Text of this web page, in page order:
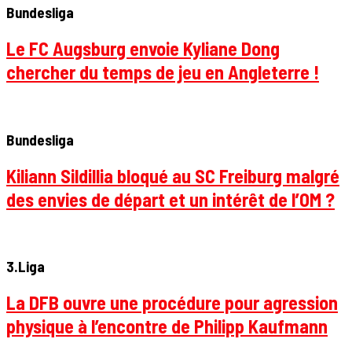
Bundesliga
Le FC Augsburg envoie Kyliane Dong
chercher du temps de jeu en Angleterre !
Bundesliga
Kiliann Sildillia bloqué au SC Freiburg malgré
des envies de départ et un intérêt de l’OM ?
3.Liga
La DFB ouvre une procédure pour agression
physique à l’encontre de Philipp Kaufmann